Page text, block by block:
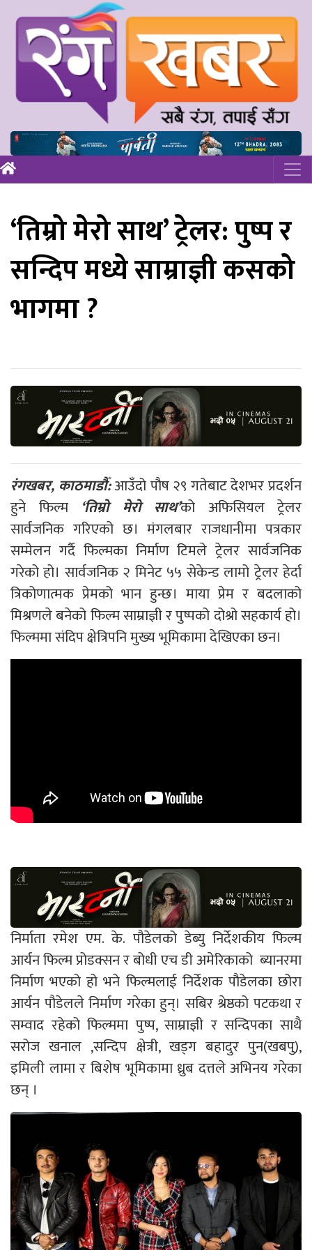
‘तिम्रो मेरो साथ’ ट्रेलर: पुष्प र
सन्दिप मध्ये साम्राज्ञी कसको
भागमा ?
रंगखबर, काठमाडौँ:आउँदो पौष २९ गतेबाट देशभर प्रदर्शन
हुने फिल्म ‘तिम्रो मेरो साथ’को अफिसियल ट्रेलर
सार्वजनिक गरिएको छ। मंगलबार राजधानीमा पत्रकार
सम्मेलन गर्दै फिल्मका निर्माण टिमले ट्रेलर सार्वजनिक
गरेको हो। सार्वजनिक २ मिनेट ५५ सेकेन्ड लामो ट्रेलर हेर्दा
त्रिकोणात्मक प्रेमको भान हुन्छ। माया प्रेम र बदलाको
मिश्रणले बनेको फिल्म साम्राज्ञी र पुष्पको दोश्रो सहकार्य हो।
फिल्ममा संदिप क्षेत्रिपनि मुख्य भूमिकामा देखिएका छन।
निर्माता रमेश एम. के. पौडेलको डेब्यु निर्देशकीय फिल्म
आर्यन फिल्म प्रोडक्सन र बोधी एच डी अमेरिकाको ब्यानरमा
निर्माण भएको हो भने फिल्मलाई निर्देशक पौडेलका छोरा
आर्यन पौडेलले निर्माण गरेका हुन्। सबिर श्रेष्ठको पटकथा र
सम्वाद रहेको फिल्ममा पुष्प, साम्राज्ञी र सन्दिपका साथै
सरोज खनाल ,सन्दिप क्षेत्री, खड्ग बहादुर पुन(खबपु),
इमिली लामा र बिशेष भूमिकामा ध्रुब दत्तले अभिनय गरेका
छन् ।